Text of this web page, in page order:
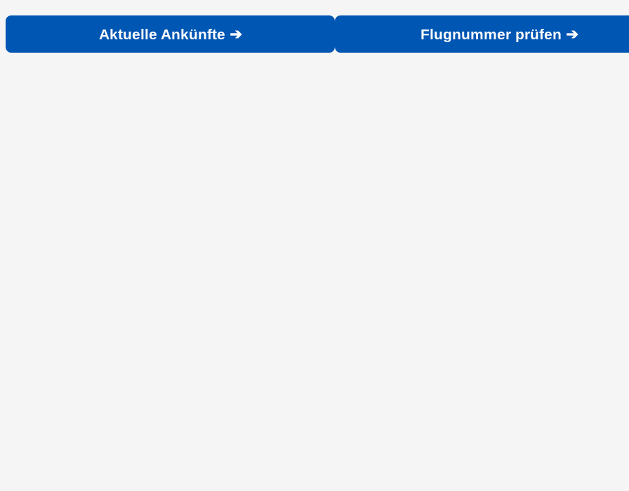
Aktuelle Ankünfte ➔ Flugnummer prüfen ➔